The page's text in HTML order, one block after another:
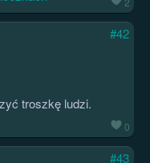
#42
0
troszkę ludzi.
#43